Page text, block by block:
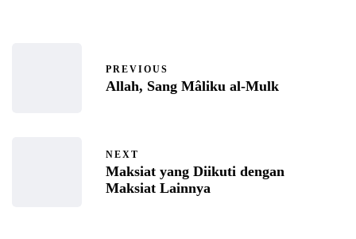
PREVIOUS
Allah, Sang Mâliku al-Mulk
NEXT
Maksiat yang Diikuti dengan
Maksiat Lainnya